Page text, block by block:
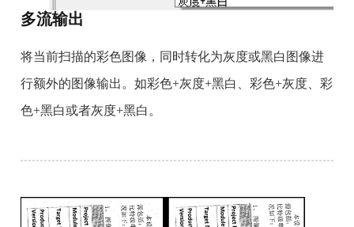
多流输出
将当前扫描的彩色图像，同时转化为灰度或黑白图像进
行额外的图像输出。如彩色+灰度+黑白、彩色+灰度、彩
色+黑白或者灰度+黑白。